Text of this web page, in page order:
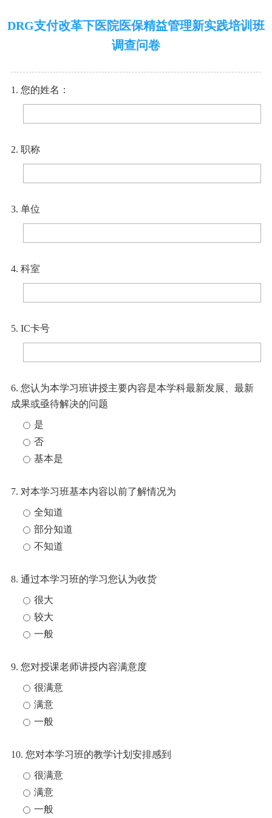
DRG支付改革下医院医保精益管理新实践培训班
调查问卷
1. 您的姓名：
2. 职称
3. 单位
4. 科室
5. IC卡号
6. 您认为本学习班讲授主要内容是本学科最新发展、最新
成果或亟待解决的问题
是
否
基本是
7. 对本学习班基本内容以前了解情况为
全知道
部分知道
不知道
8. 通过本学习班的学习您认为收货
很大
较大
一般
9. 您对授课老师讲授内容满意度
很满意
满意
一般
10. 您对本学习班的教学计划安排感到
很满意
满意
一般